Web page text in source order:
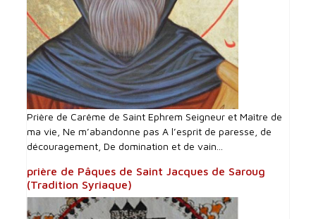
Prière de Carême de Saint Ephrem Seigneur et Maître de
ma vie, Ne m’abandonne pas A l’esprit de paresse, de
découragement, De domination et de vain...
prière de Pâques de Saint Jacques de Saroug
(Tradition Syriaque)